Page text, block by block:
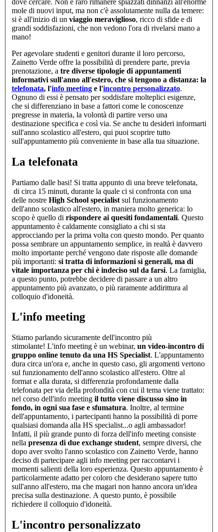
mole di nuovi input, ma non c'è assolutamente nulla da temere:
si è all'inizio di un viaggio meraviglioso, ricco di sfide e di
grandi soddisfazioni, che non vedono l'ora di rivelarsi mano a
mano!
Per agevolare studenti e genitori durante il loro percorso,
Zainetto Verde offre la possibilità di prendere parte, previa
prenotazione, a tre diverse tipologie di appuntamenti
informativi sull'anno all'estero, che si tengono a distanza: la
telefonata, l'info meeting e l'incontro personalizzato.
Ognuno di essi è pensato per soddisfare molteplici esigenze,
che si differenziano in base a fattori come le conoscenze
pregresse in materia, la volontà di partire verso una
destinazione specifica e così via. Se anche tu desideri informarti
sull'anno scolastico all'estero, qui puoi scoprire tutto
sull'appuntamento più conveniente in base alla tua situazione.
La telefonata
Partiamo dalle basi! Si tratta appunto di una breve telefonata,
di circa 15 minuti, durante la quale ci si confronta con una
delle nostre High School specialist sul funzionamento
dell'anno scolastico all'estero, in maniera molto generica: lo
scopo è quello di rispondere ai quesiti fondamentali. Questo
appuntamento è caldamente consigliato a chi si sta
approcciando per la prima volta con questo mondo. Per quanto
possa sembrare un appuntamento semplice, in realtà è davvero
molto importante perché vengono date risposte alle domande
più importanti: si tratta di informazioni sì generali, ma di
vitale importanza per chi è indeciso sul da farsi. La famiglia,
a questo punto, potrebbe decidere di passare a un altro
appuntamento più avanzato, o più raramente addirittura al
colloquio d'idoneità.
L'info meeting
Stiamo parlando sicuramente dell'incontro più
stimolante! L'info meeting è un webinar, un video-incontro di
gruppo online tenuto da una HS Specialist. L'appuntamento
dura circa un'ora e, anche in questo caso, gli argomenti vertono
sul funzionamento dell'anno scolastico all'estero. Oltre al
format e alla durata, si differenzia profondamente dalla
telefonata per via della profondità con cui il tema viene trattato:
nel corso dell'info meeting il tutto viene discusso sino in
fondo, in ogni sua fase e sfumatura. Inoltre, al termine
dell'appuntamento, i partecipanti hanno la possibilità di porre
qualsiasi domanda alla HS specialist...o agli ambassador!
Infatti, il più grande punto di forza dell'info meeting consiste
nella presenza di due exchange student, sempre diversi, che
dopo aver svolto l'anno scolastico con Zainetto Verde, hanno
deciso di partecipare agli info meeting per raccontarvi i
momenti salienti della loro esperienza. Questo appuntamento è
particolarmente adatto per coloro che desiderano sapere tutto
sull'anno all'estero, ma che magari non hanno ancora un'idea
precisa sulla destinazione. A questo punto, è possibile
richiedere il colloquio d'idoneità.
L'incontro personalizzato